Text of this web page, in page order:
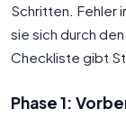
Schritten. Fehler
sie sich durch
Checkliste gibt
Phase 1: